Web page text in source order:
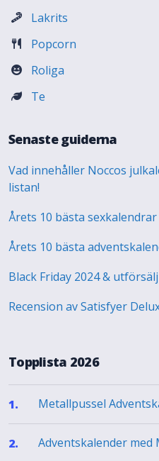
Lakrits
Popcorn
Roliga
Te
Senaste guiderna
Vad innehåller Noccos
listan!
Årets 10 bästa sexkalendrar
Årets 10 bästa
Black Friday 2024 &
Recension av Satisfyer
Topplista 2026
1. Metallpussel
2. Adventskalender med